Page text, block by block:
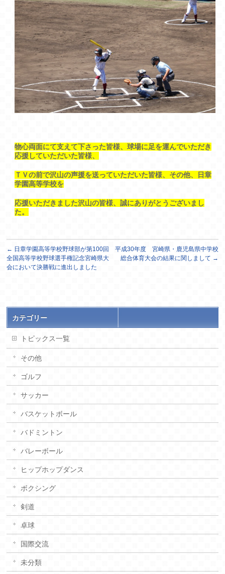
物心両面にて支えて下さった皆様、球場に足を運んでいただき
応援していただいた皆様、
ＴＶの前で沢山の声援を送っていただいた皆様、その他、日章
学園高等学校を
応援いただきました沢山の皆様、誠にありがとうございまし
た。
← 日章学園高等学校野球部が第100回
全国高等学校野球選手権記念宮崎県大
会において決勝戦に進出しました
平成30年度 宮崎県・鹿児島県中学校
総合体育大会の結果に関しまして →
カテゴリー
トピックス一覧
その他
ゴルフ
サッカー
バスケットボール
バドミントン
バレーボール
ヒップホップダンス
ボクシング
剣道
卓球
国際交流
未分類